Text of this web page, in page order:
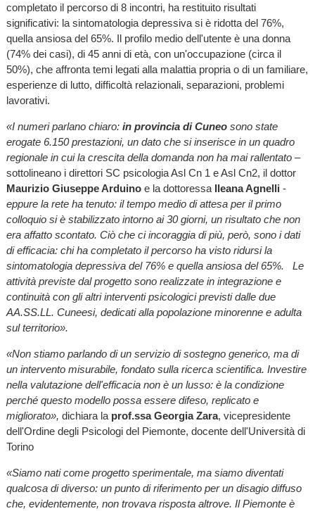
completato il percorso di 8 incontri, ha restituito risultati
significativi: la sintomatologia depressiva si è ridotta del 76%,
quella ansiosa del 65%. Il profilo medio dell'utente è una donna
(74% dei casi), di 45 anni di età, con un'occupazione (circa il
50%), che affronta temi legati alla malattia propria o di un familiare,
esperienze di lutto, difficoltà relazionali, separazioni, problemi
lavorativi.
«I numeri parlano chiaro: in provincia di Cuneosono state
erogate 6.150 prestazioni, un dato che si inserisce in un quadro
regionale in cui la crescita della domanda non ha mai rallentato–
sottolineano i direttori SC psicologia Asl Cn 1 e Asl Cn2, il dottor
Maurizio Giuseppe Arduinoe la dottoressa Ileana Agnelli -
eppure la rete ha tenuto: il tempo medio di attesa per il primo
colloquio si è stabilizzato intorno ai 30 giorni, un risultato che non
era affatto scontato. Ciò che ci incoraggia di più, però, sono i dati
di efficacia: chi ha completato il percorso ha visto ridursi la
sintomatologia depressiva del 76% e quella ansiosa del 65%. Le
attività previste dal progetto sono realizzate in integrazione e
continuità con gli altri interventi psicologici previsti dalle due
AA.SS.LL. Cuneesi, dedicati alla popolazione minorenne e adulta
sul territorio».
«Non stiamo parlando di un servizio di sostegno generico, ma di
un intervento misurabile, fondato sulla ricerca scientifica. Investire
nella valutazione dell'efficacia non è un lusso: è la condizione
perché questo modello possa essere difeso, replicato e
migliorato», dichiara la prof.ssa Georgia Zara, vicepresidente
dell'Ordine degli Psicologi del Piemonte, docente dell'Università di
Torino
«Siamo nati come progetto sperimentale, ma siamo diventati
qualcosa di diverso: un punto di riferimento per un disagio diffuso
che, evidentemente, non trovava risposta altrove. Il Piemonte è